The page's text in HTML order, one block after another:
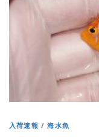
入荷速報 /海水魚